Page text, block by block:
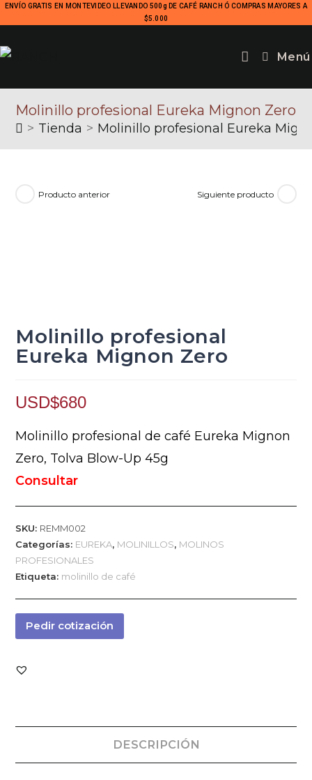
ENVÍO GRATIS EN MONTEVIDEO LLEVANDO 500g DE CAFÉ RANCH Ó COMPRAS MAYORES A
$5.000
Menú
Molinillo profesional Eureka Mignon Zero
> Tienda > Molinillo profesional Eureka
Producto anterior Siguiente producto
Molinillo profesional
Eureka Mignon Zero
USD$680
Molinillo profesional de café Eureka Mignon
Zero, Tolva Blow-Up 45g
Consultar
SKU: REMM002
Categorías: EUREKA, MOLINILLOS, MOLINOS
PROFESIONALES
Etiqueta: molinillo de café
Pedir cotización
DESCRIPCIÓN